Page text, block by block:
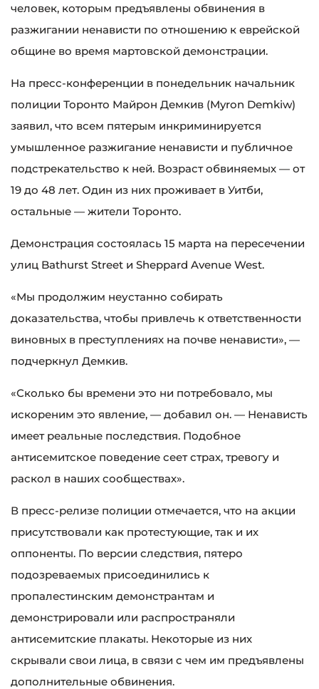
человек, которым предъявлены обвинения в
разжигании ненависти по отношению к еврейской
общине во время мартовской демонстрации.
На пресс-конференции в понедельник начальник
полиции Торонто Майрон Демкив (Myron Demkiw)
заявил, что всем пятерым инкриминируется
умышленное разжигание ненависти и публичное
подстрекательство к ней. Возраст обвиняемых — от
19 до 48 лет. Один из них проживает в Уитби,
остальные — жители Торонто.
Демонстрация состоялась 15 марта на пересечении
улиц Bathurst Street и Sheppard Avenue West.
«Мы продолжим неустанно собирать
доказательства, чтобы привлечь к ответственности
виновных в преступлениях на почве ненависти», —
подчеркнул Демкив.
«Сколько бы времени это ни потребовало, мы
искореним это явление, — добавил он. — Ненависть
имеет реальные последствия. Подобное
антисемитское поведение сеет страх, тревогу и
раскол в наших сообществах».
В пресс-релизе полиции отмечается, что на акции
присутствовали как протестующие, так и их
оппоненты. По версии следствия, пятеро
подозреваемых присоединились к
пропалестинским демонстрантам и
демонстрировали или распространяли
антисемитские плакаты. Некоторые из них
скрывали свои лица, в связи с чем им предъявлены
дополнительные обвинения.